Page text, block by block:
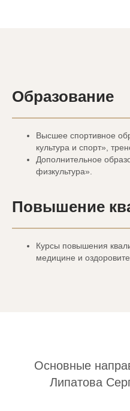
Образование
Высшее спортивное
культура и спорт»,
Дополнительное
физкультура».
Повышение
Курсы повышения
медицине и
Основные
Липатова